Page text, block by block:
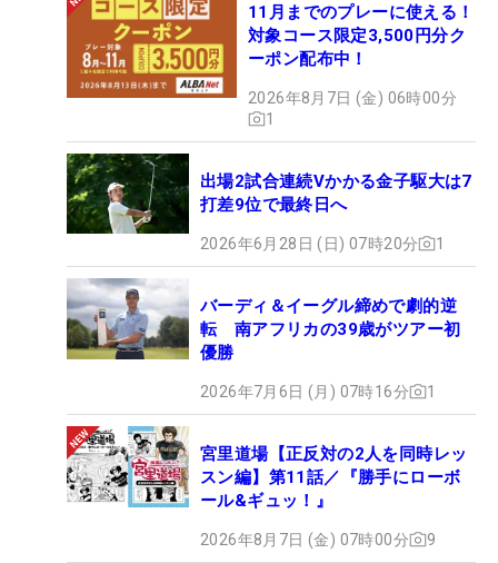
11月までのプレーに使える！
対象コース限定3,500円分ク
ーポン配布中！
2026年8月7日 (金) 06時00分
1
出場2試合連続Vかかる金子駆大は7
打差9位で最終日へ
2026年6月28日 (日) 07時20分 1
バーディ＆イーグル締めで劇的逆
転 南アフリカの39歳がツアー初
優勝
2026年7月6日 (月) 07時16分 1
宮里道場【正反対の2人を同時レッ
スン編】第11話／『勝手にローボ
ール&ギュッ！』
2026年8月7日 (金) 07時00分 9